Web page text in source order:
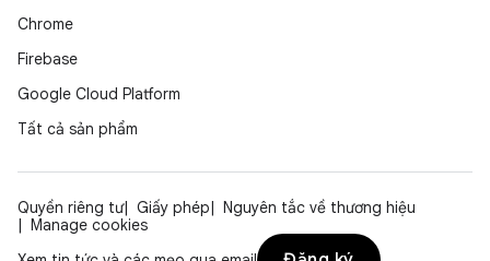
Chrome
Firebase
Google Cloud Platform
Tất cả sản phẩm
Quyền riêng tư Giấy phép
Nguyên tắc về thương hiệu
Manage cookies